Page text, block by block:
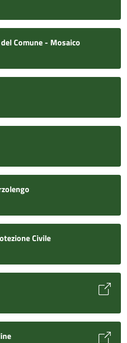
Comune - Mosaico
Civile